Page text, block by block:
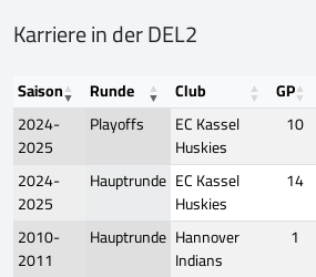
Karriere in der DEL2
Saison Runde Club GP
2024-
2025
Playoffs
EC Kassel
Huskies
10
2024-
2025
Hauptrunde EC Kassel
Huskies
14
2010-
2011
Hauptrunde Hannover
Indians
1